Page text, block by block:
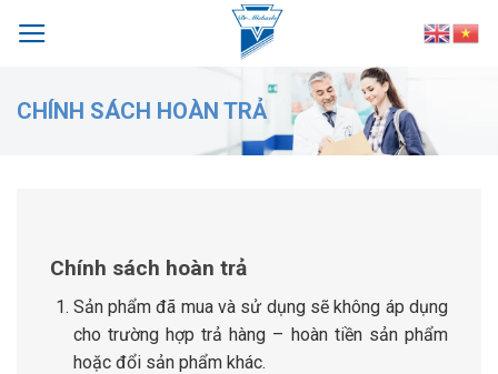
CHÍNH SÁCH HOÀN TRẢ
Chính sách hoàn trả
Sản phẩm đã mua và sử dụng sẽ không áp dụng
cho trường hợp trả hàng – hoàn tiền sản phẩm
hoặc đổi sản phẩm khác.